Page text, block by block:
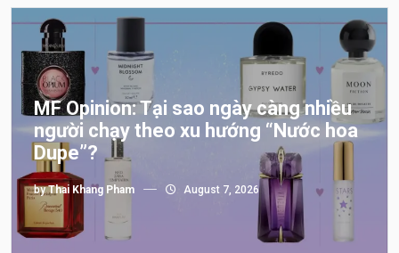
MF Opinion: Tại sao ngày càng nhiều
người chạy theo xu hướng “Nước hoa
Dupe”?
byThai Khang Pham August 7, 2026